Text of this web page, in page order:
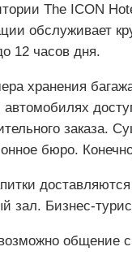
The ICON
обслуживает
12 часов дня.
хранения
автомобилях
заказа.
бюро.
зал. Бизнес-
общение